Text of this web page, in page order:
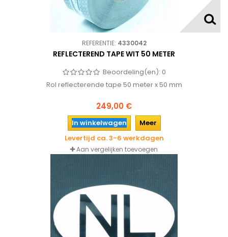
REFERENTIE: 4330042
REFLECTEREND TAPE WIT 50 METER
Beoordeling(en): 0
Rol reflecterende tape 50 meter x 50 mm
249,00 €
In winkelwagen
Meer
Levertijd ca. 3-6 werkdagen
Aan vergelijken toevoegen